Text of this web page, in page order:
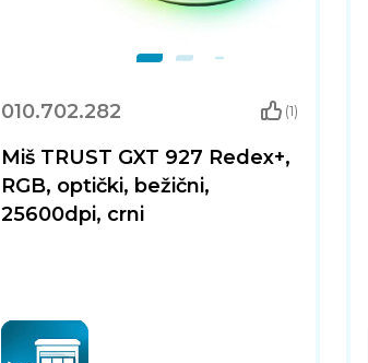
010.702.282 (1)
Miš TRUST GXT 927 Redex+,
RGB, optički, bežični,
25600dpi, crni